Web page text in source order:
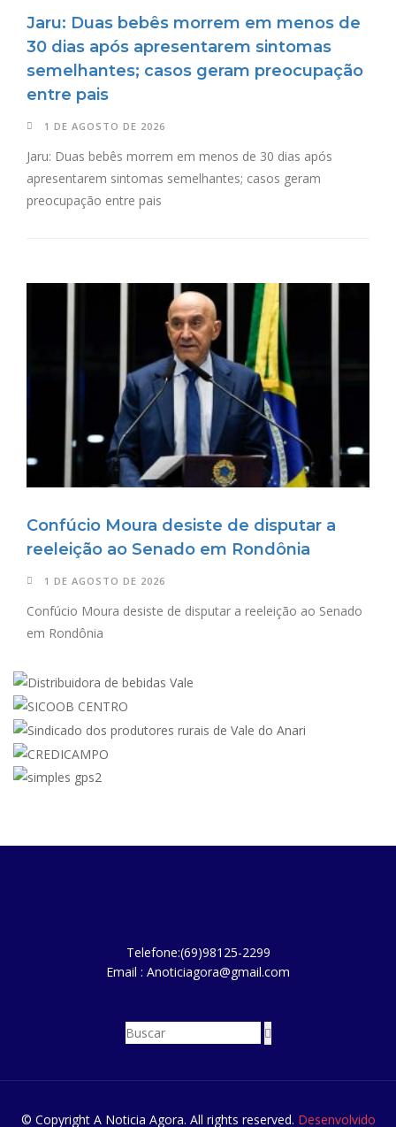
Jaru: Duas bebês morrem em menos de
30 dias após apresentarem sintomas
semelhantes; casos geram preocupação
entre pais
1 DE AGOSTO DE 2026
Jaru: Duas bebês morrem em menos de 30 dias após
apresentarem sintomas semelhantes; casos geram
preocupação entre pais
Confúcio Moura desiste de disputar a
reeleição ao Senado em Rondônia
1 DE AGOSTO DE 2026
Confúcio Moura desiste de disputar a reeleição ao Senado
em Rondônia
Telefone:(69)98125-2299
Email : Anoticiagora@gmail.com
© Copyright A Noticia Agora. All rights reserved. Desenvolvido